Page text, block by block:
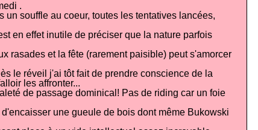
.
souffle au coeur, toutes les tentatives lancées,
en effet inutile de préciser que la nature parfois
rasades et la fête (rarement paisible) peut s'amorcer
le réveil j'ai tôt fait de prendre conscience de la
les affronter...
de passage dominical! Pas de riding car un foie
une gueule de bois dont même Bukowski